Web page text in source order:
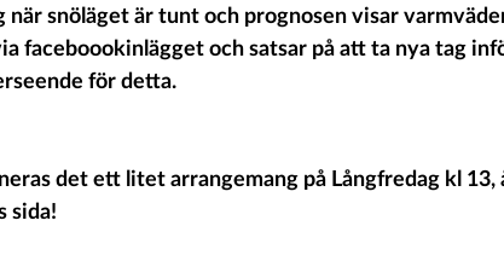
när snöläget är tunt och prognosen visar
faceboookinlägget och satsar på att ta nya tag
för detta.
det ett litet arrangemang på Långfredag kl 13,
sida!